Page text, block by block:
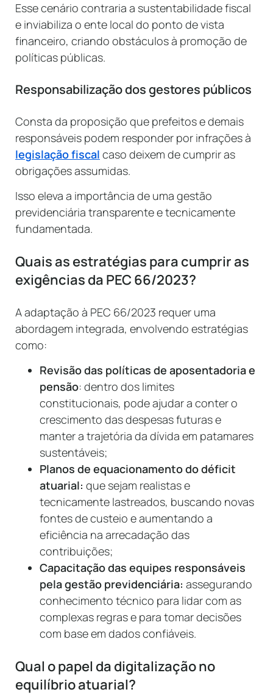
Esse cenário contraria a sustentabilidade fiscal
e inviabiliza o ente local do ponto de vista
financeiro, criando obstáculos à promoção de
políticas públicas.
Responsabilização dos gestores públicos
Consta da proposição que prefeitos e demais
responsáveis podem responder por infrações à
legislação fiscal caso deixem de cumprir as
obrigações assumidas.
Isso eleva a importância de uma gestão
previdenciária transparente e tecnicamente
fundamentada.
Quais as estratégias para cumprir as
exigências da PEC 66/2023?
A adaptação à PEC 66/2023 requer uma
abordagem integrada, envolvendo estratégias
como:
Revisão das políticas de aposentadoria e
pensão: dentro dos limites
constitucionais, pode ajudar a conter o
crescimento das despesas futuras e
manter a trajetória da dívida em patamares
sustentáveis;
Planos de equacionamento do déficit
atuarial: que sejam realistas e
tecnicamente lastreados, buscando novas
fontes de custeio e aumentando a
eficiência na arrecadação das
contribuições;
Capacitação das equipes responsáveis
pela gestão previdenciária: assegurando
conhecimento técnico para lidar com as
complexas regras e para tomar decisões
com base em dados confiáveis.
Qual o papel da digitalização no
equilíbrio atuarial?